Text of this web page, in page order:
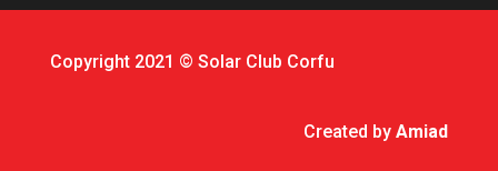
Copyright 2021 © Solar Club Corfu
Created byAmiad